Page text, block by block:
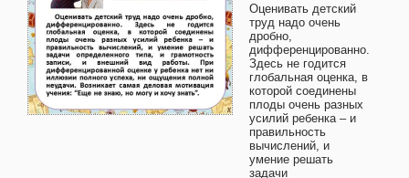
Оценивать детский
труд надо очень
дробно,
дифференцированно.
Здесь не годится
глобальная оценка, в
которой соединены
плоды очень разных
усилий ребенка – и
правильность
вычислений, и
умение решать
задачи